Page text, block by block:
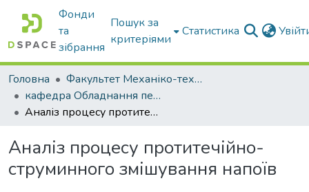
Фонди
та
зібрання
Пошук за
критеріями
Статистика
Головна
Факультет Механіко-технологічний
кафедра Обладнання переробних і харчових виробництв ім. професора Ф.Ю. Ялпачика
Аналіз процесу протитечійно-струминного змішування напоїв
Аналіз процесу протитечійно-
струминного змішування напоїв